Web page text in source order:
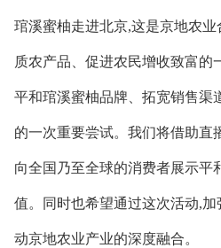
琯溪蜜柚走进北京,这是京地农
质农产品、促进农民增收致富的
平和琯溪蜜柚品牌、拓宽销售渠
的一次重要尝试。我们将借助直
向全国乃至全球的消费者展示平
值。同时也希望通过这次活动,
动京地农业产业的深度融合。